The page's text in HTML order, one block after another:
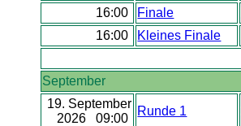
16:00 Finale
16:00
Kleines Finale
September
19. September
2026 09:00
Runde 1